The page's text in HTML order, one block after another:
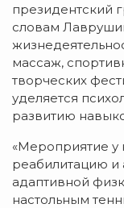
президентский
словам
массаж,
творческих
уделяется
развитию
«Мероприятие у
реабилитацию и
адаптивной
настольным